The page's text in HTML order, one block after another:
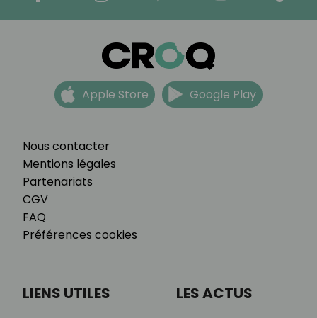
Nous contacter
Mentions légales
Partenariats
CGV
FAQ
Préférences cookies
Apple Store Google Play
LIENS UTILES LES ACTUS